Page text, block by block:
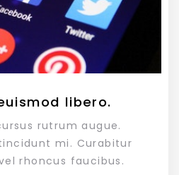
libero.
rutrum augue.
mi. Curabitur
rhoncus faucibus.